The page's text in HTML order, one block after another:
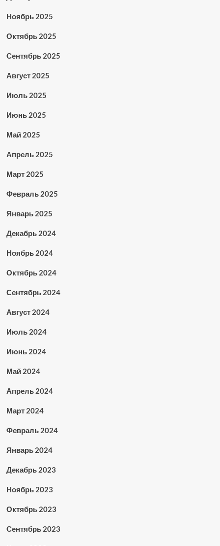
Ноябрь 2025
Октябрь 2025
Сентябрь 2025
Август 2025
Июль 2025
Июнь 2025
Май 2025
Апрель 2025
Март 2025
Февраль 2025
Январь 2025
Декабрь 2024
Ноябрь 2024
Октябрь 2024
Сентябрь 2024
Август 2024
Июль 2024
Июнь 2024
Май 2024
Апрель 2024
Март 2024
Февраль 2024
Январь 2024
Декабрь 2023
Ноябрь 2023
Октябрь 2023
Сентябрь 2023